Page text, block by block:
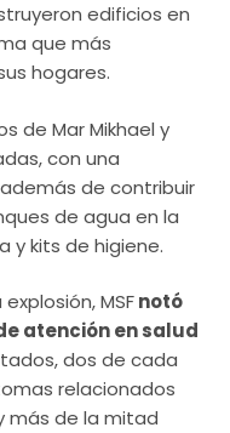
edificios en
que más
hogares.
de Mar Mikhael y
con una
de contribuir
de agua en la
y kits de higiene.
MSFnotó
atención en salud
dos de cada
relacionados
más de la mitad